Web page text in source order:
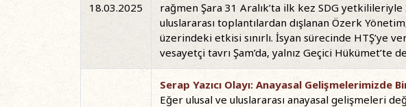
18.03.2025
rağmen Şara 31 Aralık’ta ilk kez SDG
uluslararası toplantılardan dışlanan Özerk
üzerindeki etkisi sınırlı. İsyan sürecinde HTŞ’ye
vesayetçi tavrı Şam’da, yalnız Geçici
Serap Yazıcı Olayı: Anayasal Gelişmelerimizde
Eğer ulusal ve uluslararası anayasal gelişmeleri